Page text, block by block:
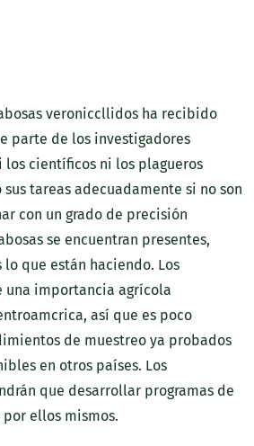
veroniccllidos ha recibido
parte de los investigadores
los científicos ni los plagueros
tareas adecuadamente si no son
con un grado de precisión
se encuentran presentes,
lo que están haciendo. Los
una importancia agrícola
así que es poco
de muestreo ya probados
en otros países. Los
que desarrollar programas de
ellos mismos.